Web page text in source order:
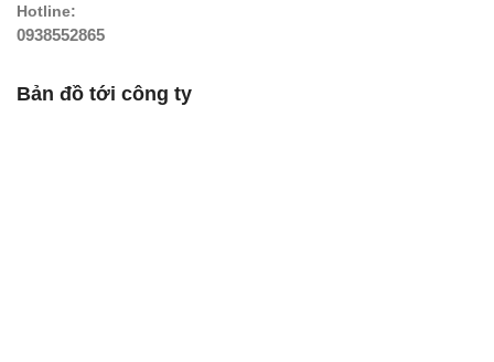
Hotline:
0938552865
Bản đồ tới công ty